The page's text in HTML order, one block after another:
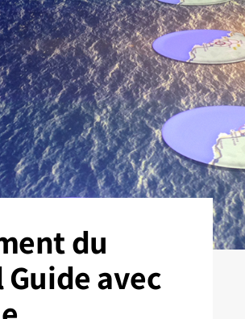
du
Guide avec